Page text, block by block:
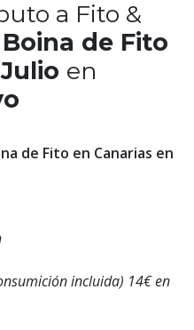
a Fito &
Boina de Fito
en
de Fito en Canarias en
incluida) 14€ en